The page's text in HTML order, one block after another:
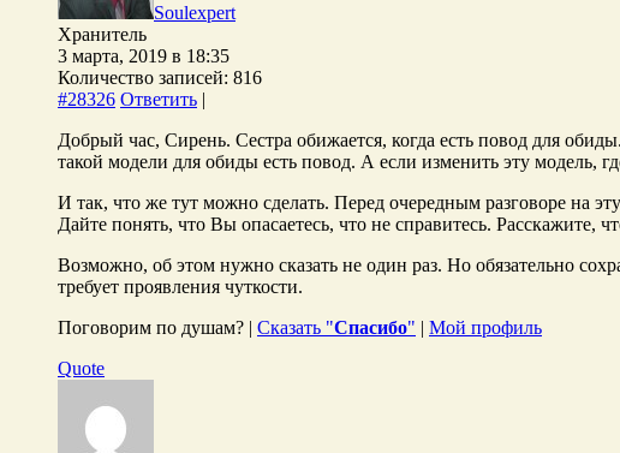
Soulexpert
Хранитель
3 марта, 2019 в 18:35
Количество записей: 816
#28326 Ответить |
Добрый час, Сирень. Сестра обижается, когда есть повод для
такой модели для обиды есть повод. А если изменить эту модель,
И так, что же тут можно сделать. Перед очередным разговоре на
Дайте понять, что Вы опасаетесь, что не справитесь. Расскажите,
Возможно, об этом нужно сказать не один раз. Но обязательно
требует проявления чуткости.
Поговорим по душам? | Сказать "Спасибо" | Мой профиль
Quote